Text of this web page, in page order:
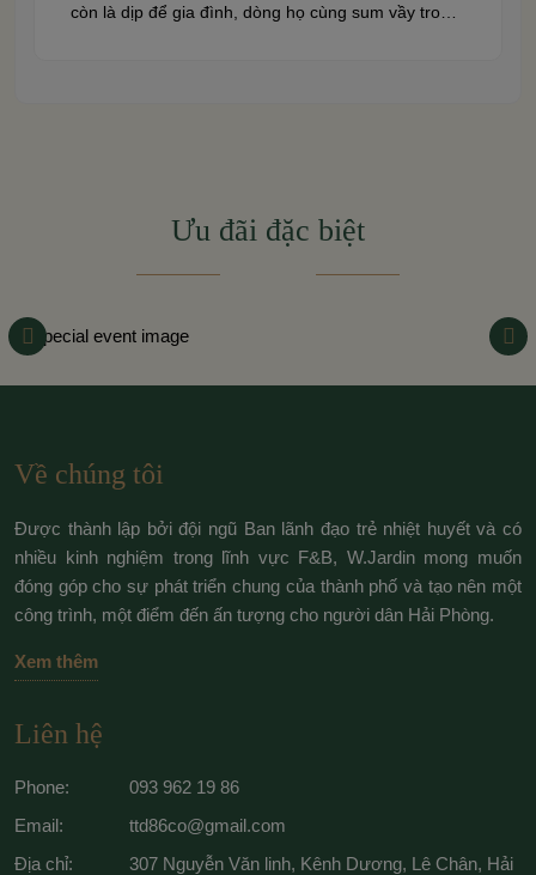
còn là dịp để gia đình, dòng họ cùng sum vầy trong
Ưu đãi đặc biệt
Về chúng tôi
Được thành lập bởi đội ngũ Ban lãnh đạo trẻ nhiệt huyết và có
nhiều kinh nghiệm trong lĩnh vực F&B, W.Jardin mong muốn
đóng góp cho sự phát triển chung của thành phố và tạo nên một
công trình, một điểm đến ấn tượng cho người dân Hải Phòng.
Xem thêm
Liên hệ
Phone:
093 962 19 86
Email:
ttd86co@gmail.com
Địa chỉ:
307 Nguyễn Văn linh, Kênh Dương, Lê Chân, Hải